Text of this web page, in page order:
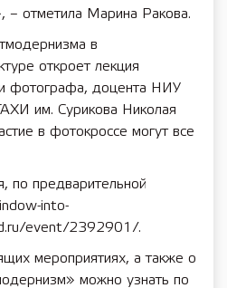
– отметила Марина Ракова.
в
откроет лекция
и фотографа, доцента НИУ
им. Сурикова Николая
в фотокроссе могут все
по предварительной
into-
event/2392901/.
мероприятиях, а также о
можно узнать по